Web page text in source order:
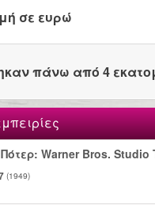
σε ευρώ
πάνω από 4
Warner Bros. Studio
(1949)